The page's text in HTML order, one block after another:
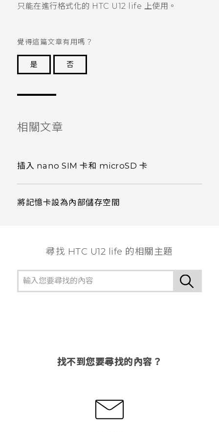
只能在進行格式化的 HTC U12 life 上使用。
覺得這篇文章有用嗎？
是
否
相關文章
插入 nano SIM 卡和 microSD 卡
將記憶卡設為內部儲存空間
尋找 HTC U12 life 的相關主題
找不到您要尋找的內容？